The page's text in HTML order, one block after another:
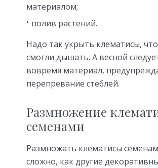
материалом;
полив растений.
Надо так укрыть клематисы,
смогли дышать. А весной
вовремя материал,
перепревание стеблей.
Размножение
семенами
Размножать клематисы
сложно, как другие